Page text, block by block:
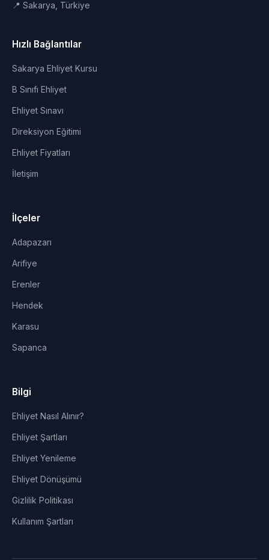
📍 Sakarya, Türkiye
Hızlı Bağlantılar
Sakarya Ehliyet Kursu
B Sınıfı Ehliyet
Ehliyet Sınavı
Direksiyon Eğitimi
Ehliyet Fiyatları
İletişim
İlçeler
Adapazarı
Arifiye
Erenler
Hendek
Karasu
Sapanca
Bilgi
Ehliyet Nasıl Alınır?
Ehliyet Şartları
Ehliyet Yenileme
Ehliyet Dönüşümü
Gizlilik Politikası
Kullanım Şartları